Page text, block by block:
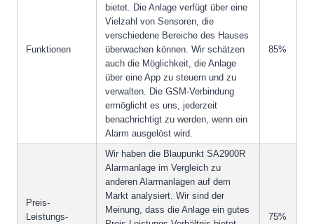
Funktionen
bietet. Die Anlage verfügt über eine
Vielzahl von Sensoren, die
verschiedene Bereiche des Hauses
überwachen können. Wir schätzen
auch die Möglichkeit, die Anlage
über eine App zu steuern und zu
verwalten. Die GSM-Verbindung
ermöglicht es uns, jederzeit
benachrichtigt zu werden, wenn ein
Alarm ausgelöst wird.
85%
Preis-
Leistungs-
Wir haben die Blaupunkt SA2900R
Alarmanlage im Vergleich zu
anderen Alarmanlagen auf dem
Markt analysiert. Wir sind der
Meinung, dass die Anlage ein gutes
75%